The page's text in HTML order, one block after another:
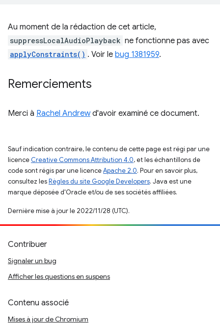
Au moment de la rédaction de cet article,
suppressLocalAudioPlayback ne fonctionne pas avec
applyConstraints() . Voir le bug 1381959.
Remerciements
Merci à Rachel Andrewd'avoir examiné ce document.
Sauf indication contraire, le contenu de cette page est régi par une
licence Creative Commons Attribution 4.0, et les échantillons de
code sont régis par une licenceApache 2.0. Pour en savoir plus,
consultez lesRègles du site Google Developers. Java est une
marque déposée d'Oracle et/ou de ses sociétés affiliées.
Dernière mise à jour le 2022/11/28 (UTC).
Contribuer
Signaler un bug
Afficher les questions en suspens
Contenu associé
Mises à jour de Chromium